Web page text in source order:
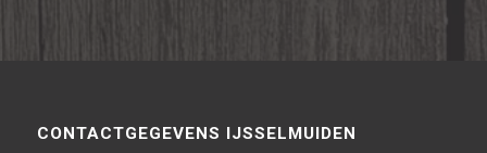
CONTACTGEGEVENS IJSSELMUIDEN